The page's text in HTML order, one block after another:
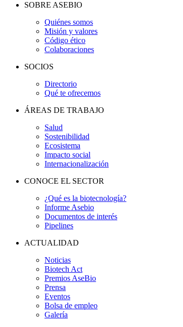
SOBRE ASEBIO
Quiénes somos
Misión y valores
Código ético
Colaboraciones
SOCIOS
Directorio
Qué te ofrecemos
ÁREAS DE TRABAJO
Salud
Sostenibilidad
Ecosistema
Impacto social
Internacionalización
CONOCE EL SECTOR
¿Qué es la biotecnología?
Informe Asebio
Documentos de interés
Pipelines
ACTUALIDAD
Noticias
Biotech Act
Premios AseBio
Prensa
Eventos
Bolsa de empleo
Galería